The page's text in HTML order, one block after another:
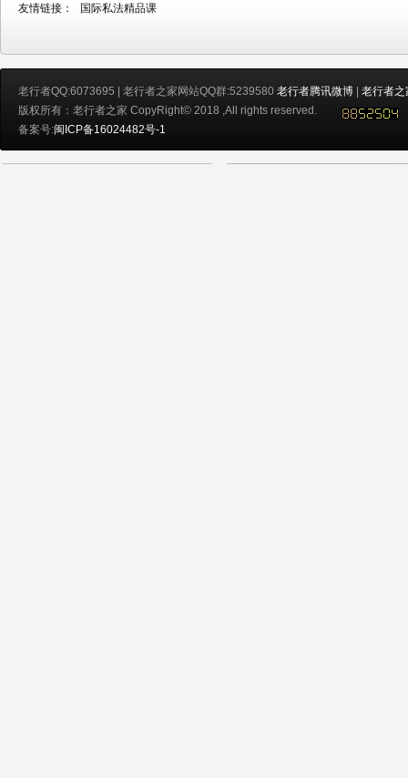
友情链接： 国际私法精品课
老行者QQ:6073695 | 老行者之家网站QQ群:5239580 老行者腾讯微博 | 老行者之
版权所有：老行者之家 CopyRight© 2018 ,All rights reserved.
备案号:闽ICP备16024482号-1